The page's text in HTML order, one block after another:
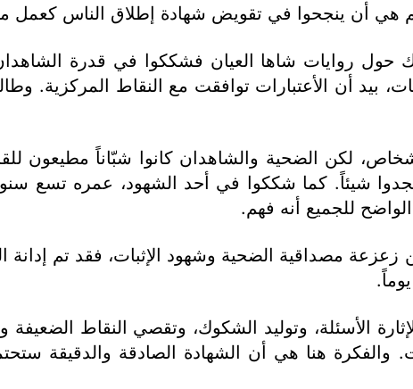
هي أن ينجحوا في تقويض شهادة إطلاق الناس كعمل
حول روايات شاها العيان فشككوا في قدرة
بيد أن الأعتبارات توافقت مع النقاط المركزية.
لكن الضحية والشاهدان كانوا شبّاناً
يجدوا شيئاً. كما شككوا في أحد الشهود، عمره تسع
للجميع أنه فهم.
مصداقية الضحية وشهود الإثبات، فقد تم إدانة
الأسئلة، وتوليد الشكوك، وتقصي النقاط الضعيفة
والفكرة هنا هي أن الشهادة الصادقة والدقيقة